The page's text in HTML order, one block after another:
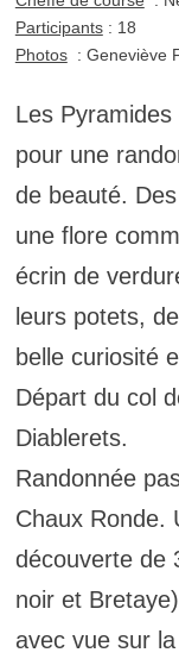
Participants: 18
Photos: Geneviève
Les
pour une
de beauté.
une flore
écrin de
leurs potets,
belle curiosité
Départ du col
Diablerets.
Randonnée
Chaux Ronde.
découverte de
noir et
avec vue sur